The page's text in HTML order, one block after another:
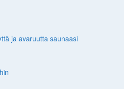
ja avaruutta saunaasi